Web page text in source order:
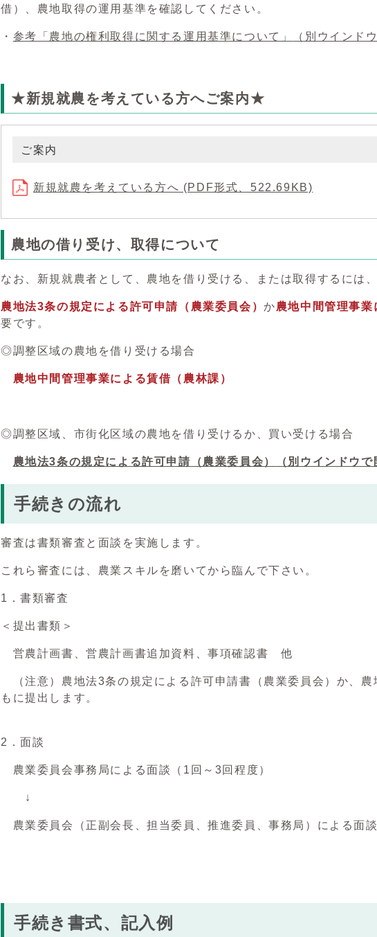
借）、農地取得の運用基準を確認してください。
・ 参考「農地の権利取得に関する運用基準について」 （別ウインド
★新規就農を考えている方へご案内★
ご案内
新規就農を考えている方へ (PDF形式、522.69KB)
農地の借り受け、取得について
なお、新規就農者として、農地を借り受ける、または取得するには
農地法3条の規定による許可申請（農業委員会）か農地中間管理事業
要です。
◎調整区域の農地を借り受ける場合
農地中間管理事業による賃借（農林課）
◎調整区域、市街化区域の農地を借り受けるか、買い受ける場合
農地法3条の規定による許可申請（農業委員会） （別ウインドウで
手続きの流れ
審査は書類審査と面談を実施します。
これら審査には、農業スキルを磨いてから臨んで下さい。
1．書類審査
＜提出書類＞
営農計画書、営農計画書追加資料、事項確認書 他
（注意）農地法3条の規定による許可申請書（農業委員会）か、農
もに提出します。
2．面談
農業委員会事務局による面談（1回～3回程度）
↓
農業委員会（正副会長、担当委員、推進委員、事務局）による面
手続き書式、記入例